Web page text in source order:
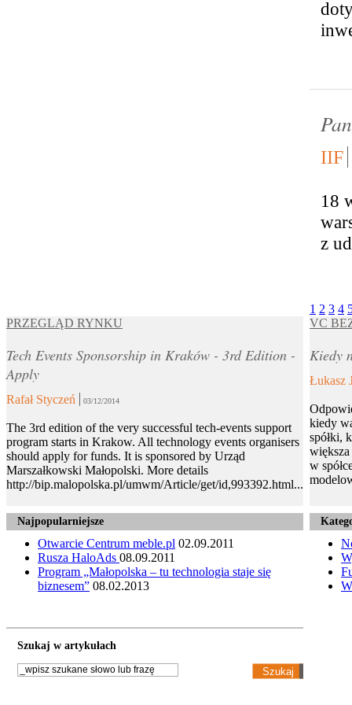
IIF
18
z
1 2 3 4
PRZEGLĄD RYNKU
Tech Events Sponsorship in Kraków - 3rd Edition -
Apply
Rafał Styczeń 03/12/2014
The 3rd edition of the very successful tech-events support
program starts in Krakow. All technology events organisers
should apply for funds. It is sponsored by Urząd
Marszałkowski Małopolski. More details
http://bip.malopolska.pl/umwm/Article/get/id,993392.html...
VC
Kiedy
Łukasz
kiedy
spółki,
większa
w
Najpopularniejsze
Otwarcie Centrum meble.pl 02.09.2011
Rusza HaloAds 08.09.2011
Program „Małopolska – tu technologia staje się
biznesem” 08.02.2013
Szukaj w artykułach